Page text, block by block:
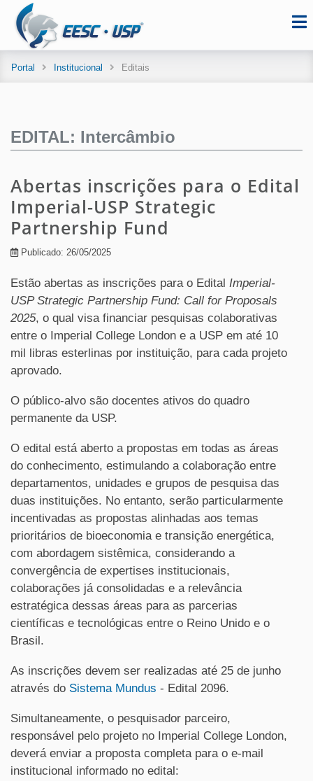
Portal Institucional Editais
EDITAL: Intercâmbio
Abertas inscrições para o Edital
Imperial-USP Strategic
Partnership Fund
Publicado: 26/05/2025
Estão abertas as inscrições para o Edital Imperial-
USP Strategic Partnership Fund: Call for Proposals
2025, o qual visa financiar pesquisas colaborativas
entre o Imperial College London e a USP em até 10
mil libras esterlinas por instituição, para cada projeto
aprovado.
O público-alvo são docentes ativos do quadro
permanente da USP.
O edital está aberto a propostas em todas as áreas
do conhecimento, estimulando a colaboração entre
departamentos, unidades e grupos de pesquisa das
duas instituições. No entanto, serão particularmente
incentivadas as propostas alinhadas aos temas
prioritários de bioeconomia e transição energética,
com abordagem sistêmica, considerando a
convergência de expertises institucionais,
colaborações já consolidadas e a relevância
estratégica dessas áreas para as parcerias
científicas e tecnológicas entre o Reino Unido e o
Brasil.
As inscrições devem ser realizadas até 25 de junho
através do Sistema Mundus - Edital 2096.
Simultaneamente, o pesquisador parceiro,
responsável pelo projeto no Imperial College London,
deverá enviar a proposta completa para o e-mail
institucional informado no edital: